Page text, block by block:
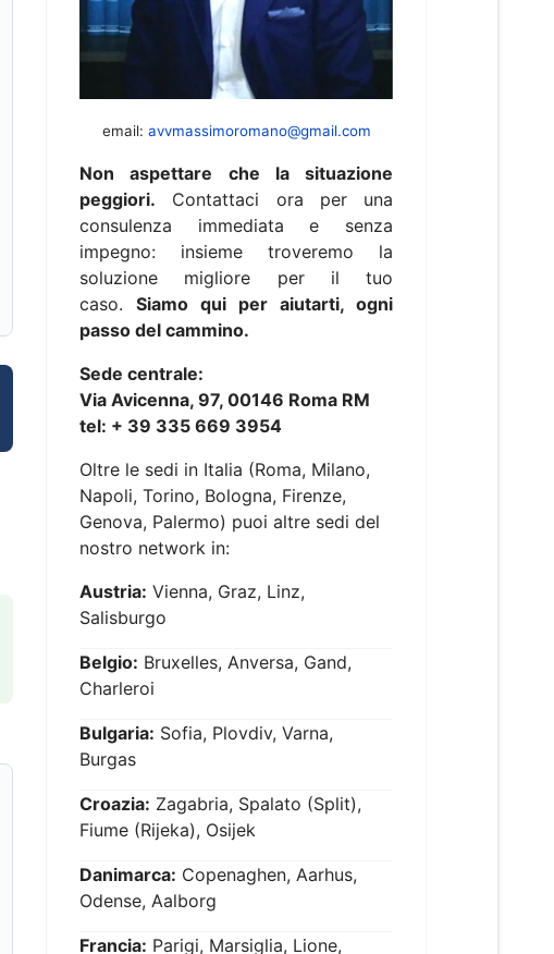
email: avvmassimoromano@gmail.com
Non aspettare che la situazione
peggiori. Contattaci ora per una
consulenza immediata e senza
impegno: insieme troveremo la
soluzione migliore per il tuo
caso. Siamo qui per aiutarti, ogni
passo del cammino.
Sede centrale:
Via Avicenna, 97, 00146 Roma RM
tel: + 39 335 669 3954
Oltre le sedi in Italia (Roma, Milano,
Napoli, Torino, Bologna, Firenze,
Genova, Palermo) puoi altre sedi del
nostro network in:
Austria: Vienna, Graz, Linz,
Salisburgo
Belgio: Bruxelles, Anversa, Gand,
Charleroi
Bulgaria: Sofia, Plovdiv, Varna,
Burgas
Croazia: Zagabria, Spalato (Split),
Fiume (Rijeka), Osijek
Danimarca: Copenaghen, Aarhus,
Odense, Aalborg
Francia: Parigi, Marsiglia, Lione,